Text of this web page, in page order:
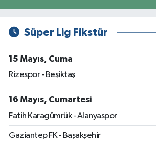
Süper Lig Fikstür
15 Mayıs, Cuma
Rizespor - Beşiktaş
16 Mayıs, Cumartesi
Fatih Karagümrük - Alanyaspor
Gaziantep FK - Başakşehir